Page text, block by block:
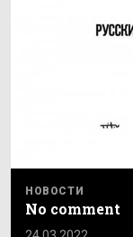
НОВОСТИ
No comment